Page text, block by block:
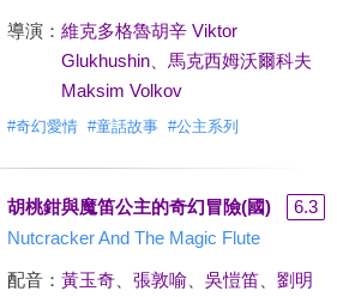
導演： 維克多格魯胡辛 Viktor
Glukhushin、 馬克西姆沃爾科夫
Maksim Volkov
#奇幻愛情 #童話故事 #公主系列
胡桃鉗與魔笛公主的奇幻冒險(國)
6.3
Nutcracker And The Magic Flute
配音： 黃玉奇、 張敦喻、 吳愷笛、 劉明